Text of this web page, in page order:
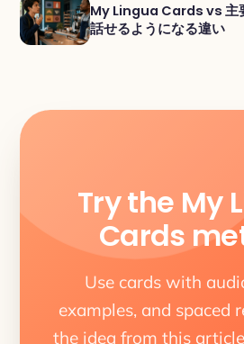
My Lingua Cards vs 主
話せるようになる違い
Try the My
Cards
Use cards with
examples, and spaced
the idea from this